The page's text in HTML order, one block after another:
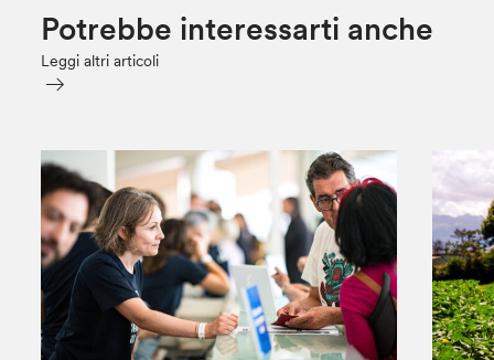
Potrebbe interessarti anche
Leggi altri articoli